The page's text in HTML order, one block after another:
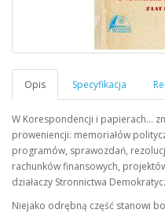
W Korespondencji i papierach…
proweniencji: memoriałów
programów, sprawozdań,
rachunków finansowych,
działaczy Stronnictwa
Niejako odrębną część stanowi